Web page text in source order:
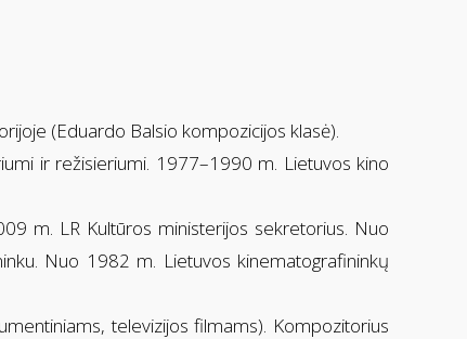
(Eduardo Balsio kompozicijos klasė).
ir režisieriumi. 1977–1990 m. Lietuvos kino
m. LR Kultūros ministerijos sekretorius. Nuo
Nuo 1982 m. Lietuvos kinematografininkų
televizijos filmams). Kompozitorius